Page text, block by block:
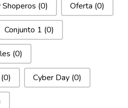
Shoperos (0) Oferta (0)
Conjunto 1 (0)
(0)
(0) Cyber Day (0)